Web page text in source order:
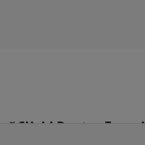
Click! Pentru Femei